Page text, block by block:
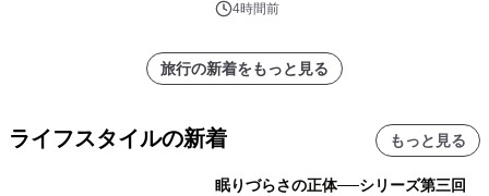
スペクタキュラー・コンサート 開催決
4時間前
旅行の新着をもっと見る
ライフスタイルの新着 もっと見る
眠りづらさの正体──シリーズ第三回